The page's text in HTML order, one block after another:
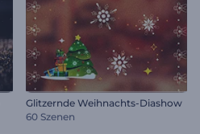
Glitzernde Weihnachts-Diashow
60 Szenen